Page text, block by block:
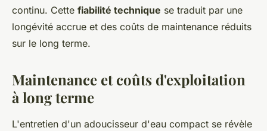
continu. Cette fiabilité technique se traduit par une
longévité accrue et des coûts de maintenance réduits
sur le long terme.
Maintenance et coûts d'exploitation
à long terme
L'entretien d'un adoucisseur d'eau compact se révèle